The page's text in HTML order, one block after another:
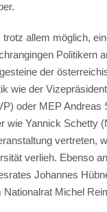
allem möglich,
Politikern
der
wie der
oder MEP Andreas
wie Yannick Schetty
vertreten,
verlieh. Ebenso
Johannes
Nationalrat Michel